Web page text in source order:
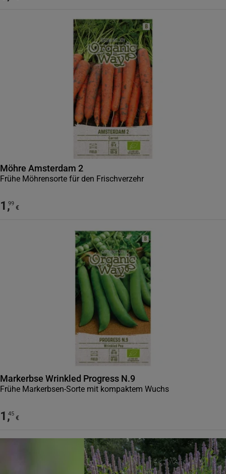
Möhre Amsterdam 2
Frühe Möhrensorte für den Frischverzehr
1,99
€
Markerbse Wrinkled Progress N.9
Frühe Markerbsen-Sorte mit kompaktem Wuchs
1,45
€